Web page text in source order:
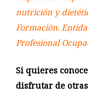
nutrición y
Formación.
Profesional
Si quieres
disfrutar de